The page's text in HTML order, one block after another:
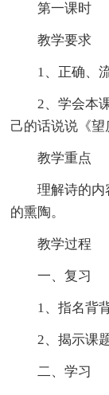
第一课时
教学要求
1、正确、
2、学会本
己的话说说《望
教学重点
理解诗的
的熏陶。
教学过程
一、复习
1、指名背
2、揭示课
二、学习